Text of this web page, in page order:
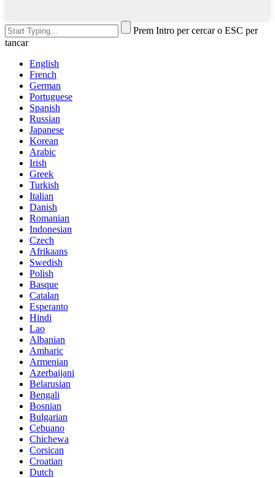
Prem Intro per cercar o ESC per
tancar
English
French
German
Portuguese
Spanish
Russian
Japanese
Korean
Arabic
Irish
Greek
Turkish
Italian
Danish
Romanian
Indonesian
Czech
Afrikaans
Swedish
Polish
Basque
Catalan
Esperanto
Hindi
Lao
Albanian
Amharic
Armenian
Azerbaijani
Belarusian
Bengali
Bosnian
Bulgarian
Cebuano
Chichewa
Corsican
Croatian
Dutch